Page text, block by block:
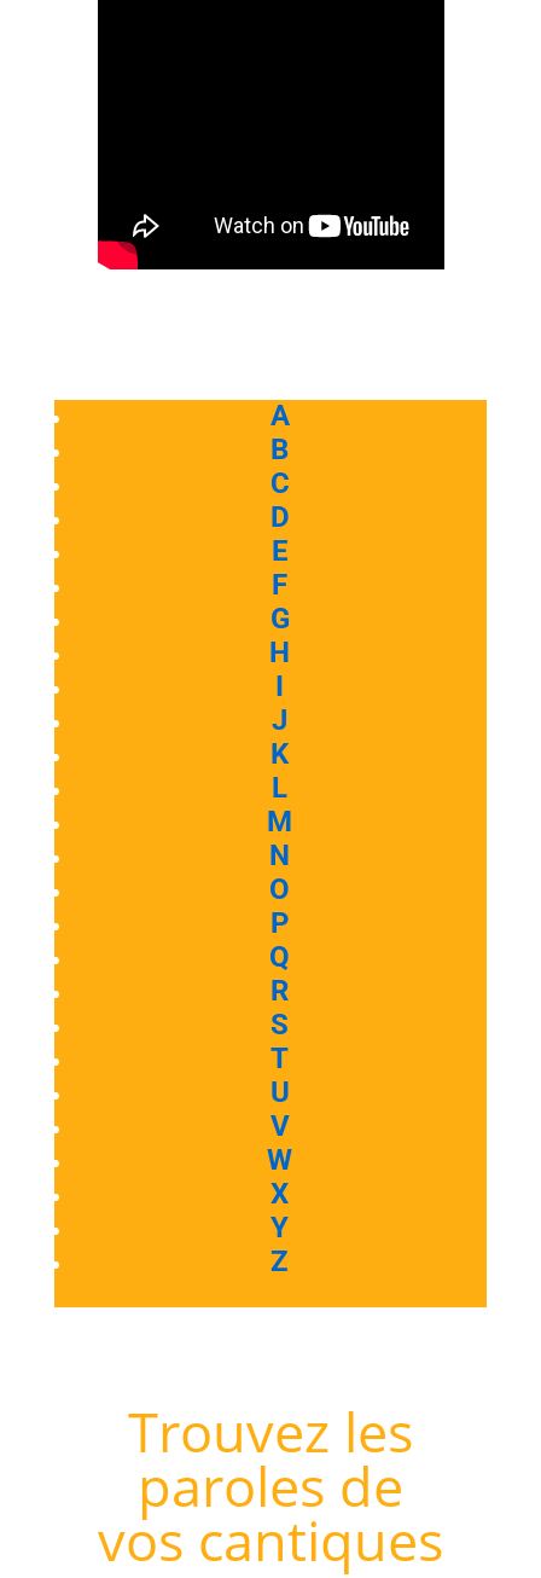
A
B
C
D
E
F
G
H
I
J
K
L
M
N
O
P
Q
R
S
T
U
V
W
X
Y
Z
Trouvez les
paroles de
vos cantiques